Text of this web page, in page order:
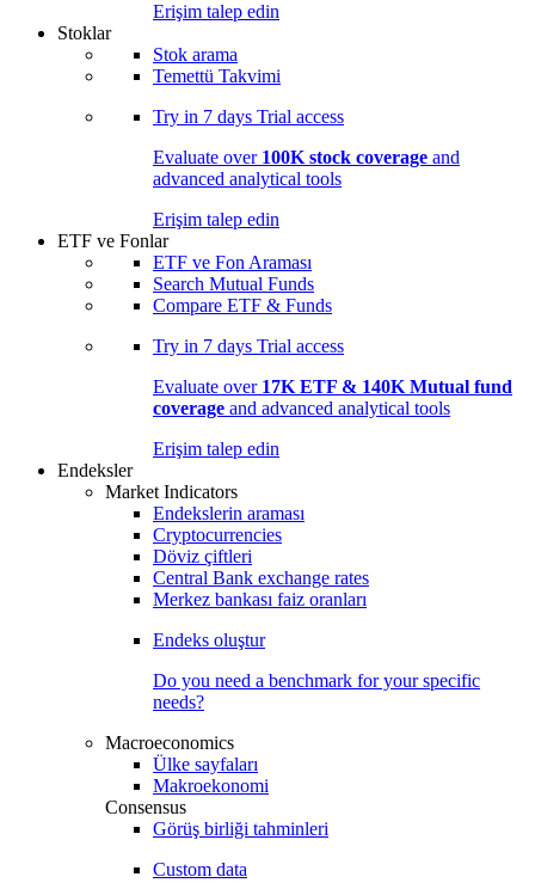
Erişim talep edin
Stoklar
Stok arama
Temettü Takvimi
Try in 7 days Trial access
Evaluate over 100K stock coverage and
advanced analytical tools
Erişim talep edin
ETF ve Fonlar
ETF ve Fon Araması
Search Mutual Funds
Compare ETF & Funds
Try in 7 days Trial access
Evaluate over 17K ETF & 140K Mutual fund
coverage and advanced analytical tools
Erişim talep edin
Endeksler
Market Indicators
Endekslerin araması
Cryptocurrencies
Döviz çiftleri
Central Bank exchange rates
Merkez bankası faiz oranları
Endeks oluştur
Do you need a benchmark for your specific
needs?
Macroeconomics
Ülke sayfaları
Makroekonomi
Consensus
Görüş birliği tahminleri
Custom data